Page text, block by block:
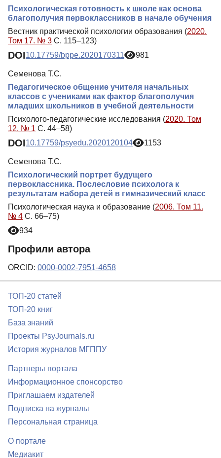
Психологическая готовность к школе как основа
благополучия первоклассников в начале обучения
Вестник практической психологии образования (2020.
Том 17. № 3 С. 115–123)
DOI10.17759/bppe.2020170311 981
Семенова Т.С.
Педагогическое общение учителя начальных
классов с учениками как фактор благополучия
младших школьников в учебной деятельности
Психолого-педагогические исследования (2020. Том
12. № 1 С. 44–58)
DOI10.17759/psyedu.2020120104 1153
Семенова Т.С.
Психологический портрет будущего
первоклассника. Послесловие психолога к
результатам набора детей в гимназический класс
Психологическая наука и образование (2006. Том 11.
№ 4 С. 66–75)
934
Профили автора
ORCID: 0000-0002-7951-4658
ТОП-20 статей
ТОП-20 книг
База знаний
Проекты PsyJournals.ru
История журналов МГППУ
Партнеры портала
Информационное спонсорство
Приглашаем издателей
Подписка на журналы
Персональная страница
О портале
Медиакит